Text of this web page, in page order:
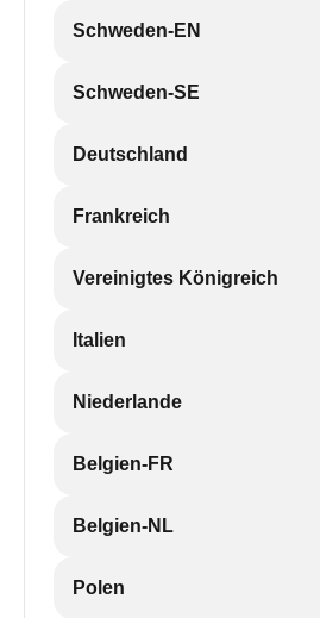
Schweden-EN
Schweden-SE
Deutschland
Frankreich
Vereinigtes Königreich
Italien
Niederlande
Belgien-FR
Belgien-NL
Polen